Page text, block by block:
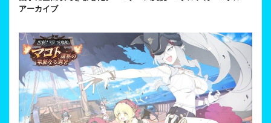
アーカイブ